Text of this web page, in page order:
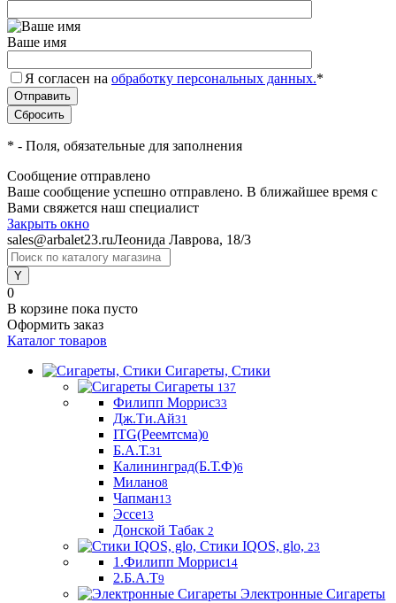
Ваше имя
Я согласен на обработку персональных данных.*
* - Поля, обязательные для заполнения
Сообщение отправлено
Ваше сообщение успешно отправлено. В ближайшее время с
Вами свяжется наш специалист
Закрыть окно
sales@arbalet23.ruЛеонида Лаврова, 18/3
0
В корзине пока пусто
Оформить заказ
Каталог товаров
Сигареты, Стики
Сигареты 137
Филипп Моррис33
Дж.Ти.Ай31
ITG(Реемтсма)0
Б.А.Т.31
Калининград(Б.Т.Ф)6
Милано8
Чапман13
Эссе13
Донской Табак 2
Стики IQOS, glo, 23
1.Филипп Моррис14
2.Б.А.Т9
Электронные Сигареты